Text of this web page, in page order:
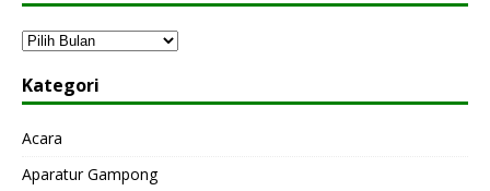
Kategori
Acara
Aparatur Gampong